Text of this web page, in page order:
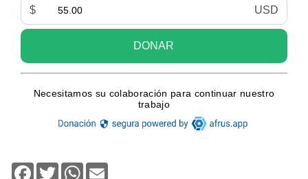
Facebook
TwitterWhatsApp